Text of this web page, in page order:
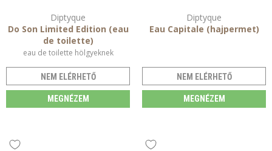
Diptyque
Do Son Limited Edition (eau
de toilette)
eau de toilette hölgyeknek
NEM ELÉRHETŐ
MEGNÉZEM
Diptyque
Eau Capitale (hajpermet)
NEM ELÉRHETŐ
MEGNÉZEM